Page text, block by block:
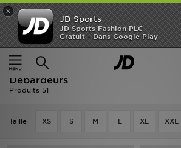
×
JD Sports
JD Sports Fashion PLC
Gratuit - Dans Google Play
Accueil
Homme Vêtements Homme T-
Homme - MONTIREX T-shirts et
Débardeurs
Produits 51
Taille XS S M L XL XXL
Accueil
Nouveautés
Homme